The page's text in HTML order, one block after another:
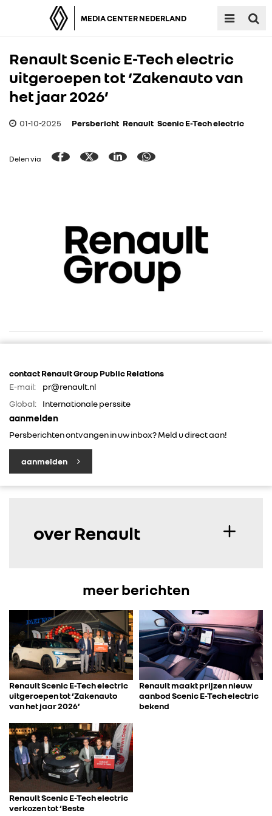
MEDIA CENTER NEDERLAND
RENAULT
DACIA
ALPINE
CONTACT
Renault Scenic E-Tech electric
uitgeroepen tot ‘Zakenauto van
het jaar 2026’
01-10-2025 Persbericht Renault Scenic E-Tech electric
Delen via
contact Renault Group Public Relations
E-mail:
pr@renault.nl
Global:
Internationale perssite
aanmelden
Persberichten ontvangen in uw inbox? Meld u direct aan!
aanmelden
over Renault
meer berichten
Renault Scenic E-Tech electric
uitgeroepen tot ‘Zakenauto
van het jaar 2026’
Renault maakt prijzen nieuw
aanbod Scenic E-Tech electric
bekend
Renault Scenic E-Tech electric
verkozen tot ‘Beste